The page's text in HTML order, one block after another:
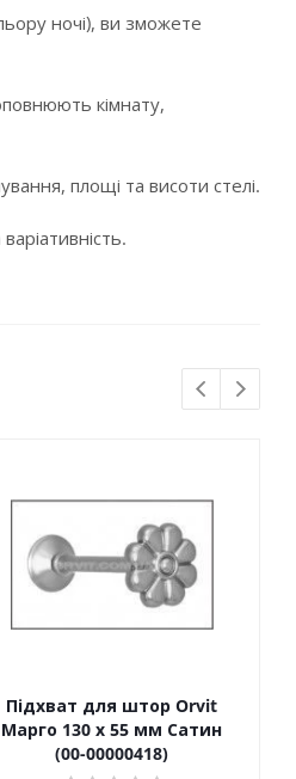
ночі), ви зможете
кімнату,
площі та висоти стелі.
Підхват для штор Orvit
Марго 130 х 55 мм Сатин
(00-00000418)